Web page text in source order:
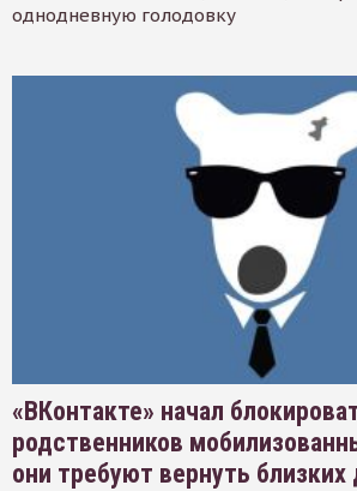
однодневную голодовку
«ВКонтакте» начал
родственников
они требуют вернуть близких